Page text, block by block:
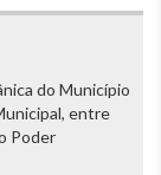
do Município
entre
Poder